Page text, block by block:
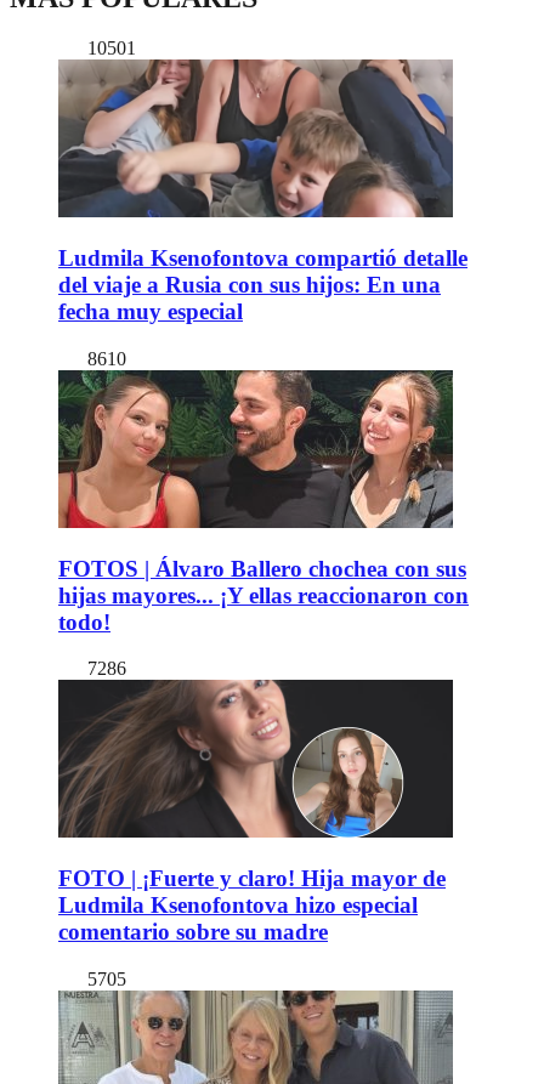
10501
Ludmila Ksenofontova compartió detalle
del viaje a Rusia con sus hijos: En una
fecha muy especial
8610
FOTOS | Álvaro Ballero chochea con sus
hijas mayores... ¡Y ellas reaccionaron con
todo!
7286
FOTO | ¡Fuerte y claro! Hija mayor de
Ludmila Ksenofontova hizo especial
comentario sobre su madre
5705